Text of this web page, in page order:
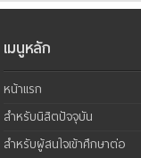
เมนูหลัก
หน้าแรก
สำหรับนิสิตปัจจุบัน
สำหรับผู้สนใจเข้าศึกษาต่อ